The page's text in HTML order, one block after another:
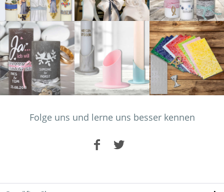
Folge uns und lerne uns besser kennen